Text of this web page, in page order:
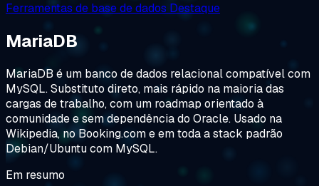
Ferramentas de base de dados Destaque
MariaDB
MariaDB é um banco de dados relacional compatível com
MySQL. Substituto direto, mais rápido na maioria das
cargas de trabalho, com um roadmap orientado à
comunidade e sem dependência do Oracle. Usado na
Wikipedia, no Booking.com e em toda a stack padrão
Debian/Ubuntu com MySQL.
Em resumo